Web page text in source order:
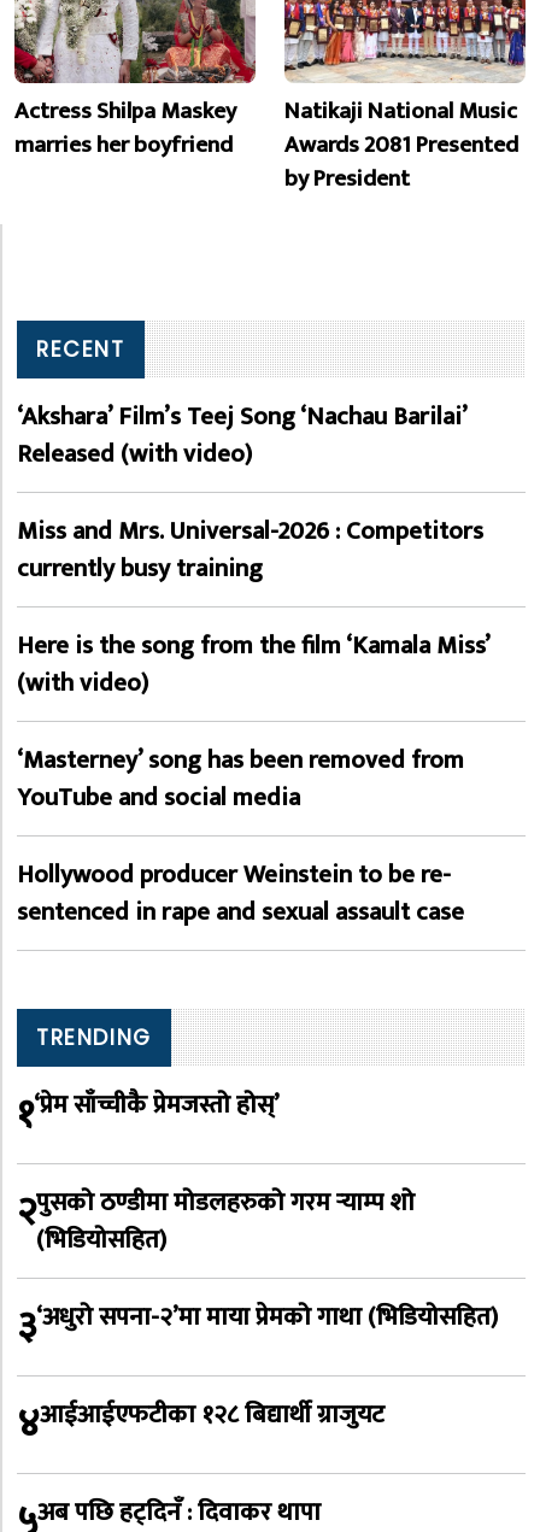
Actress Shilpa Maskey
marries her boyfriend
Natikaji National Music
Awards 2081 Presented
by President
RECENT
‘Akshara’ Film’s Teej Song ‘Nachau Barilai’
Released (with video)
Miss and Mrs. Universal-2026 : Competitors
currently busy training
Here is the song from the film ‘Kamala Miss’
(with video)
‘Masterney’ song has been removed from
YouTube and social media
Hollywood producer Weinstein to be re-
sentenced in rape and sexual assault case
TRENDING
१‘प्रेम साँच्चीकै प्रेमजस्तो होस्’
२पुसको ठण्डीमा मोडलहरुको गरम र्‍याम्प शो
(भिडियोसहित)
३‘अधुरो सपना-२’मा माया प्रेमको गाथा (भिडियोसहित)
४आईआईएफटीका १२८ बिद्यार्थी ग्राजुयट
अब पछि हट्दिनँ : दिवाकर थापा